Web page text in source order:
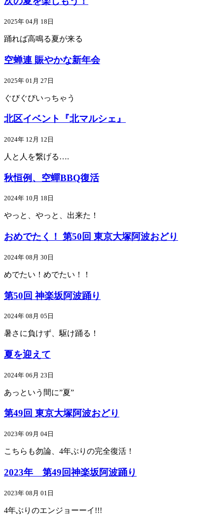
2025年 04月 18日
踊れば高鳴る夏が来る
空蝉連 賑やかな新年会
2025年 01月 27日
ぐびぐびいっちゃう
北区イベント『北マルシェ』
2024年 12月 12日
人と人を繋げる….
秋恒例、空蟬BBQ復活
2024年 10月 18日
やっと、やっと、出来た！
おめでたく！ 第50回 東京大塚阿波おどり
2024年 08月 30日
めでたい！めでたい！！
第50回 神楽坂阿波踊り
2024年 08月 05日
暑さに負けず、駆け踊る！
夏を迎えて
2024年 06月 23日
あっという間に”夏”
第49回 東京大塚阿波おどり
2023年 09月 04日
こちらも勿論、4年ぶりの完全復活！
2023年 第49回神楽坂阿波踊り
2023年 08月 01日
4年ぶりのエンジョーーイ!!!